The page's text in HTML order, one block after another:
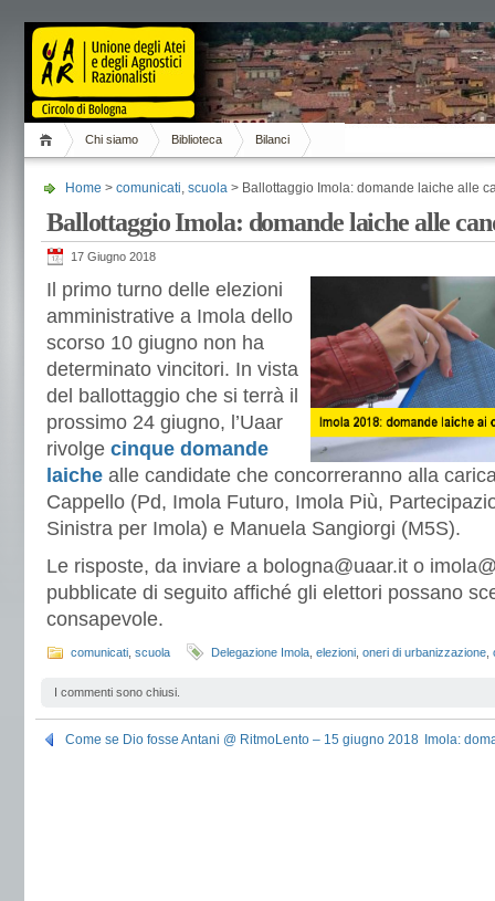
Chi siamo Biblioteca Bilanci
Home > comunicati, scuola > Ballottaggio Imola: domande laiche alle
Ballottaggio Imola: domande laiche alle
17 Giugno 2018
Il primo turno delle elezioni
amministrative a Imola dello
scorso 10 giugno non ha
determinato vincitori. In vista
del ballottaggio che si terrà il
prossimo 24 giugno, l’Uaar
rivolge cinque domande
laiche alle candidate che concorreranno alla
Cappello (Pd, Imola Futuro, Imola Più,
Sinistra per Imola) e Manuela Sangiorgi (M5S).
Le risposte, da inviare a bologna@uaar.it o
pubblicate di seguito affiché gli elettori possano
consapevole.
comunicati scuola Delegazione Imola elezioni oneri di urbanizzazione
I commenti sono chiusi.
Come se Dio fosse Antani @ RitmoLento – 15 giugno 2018 Imola: